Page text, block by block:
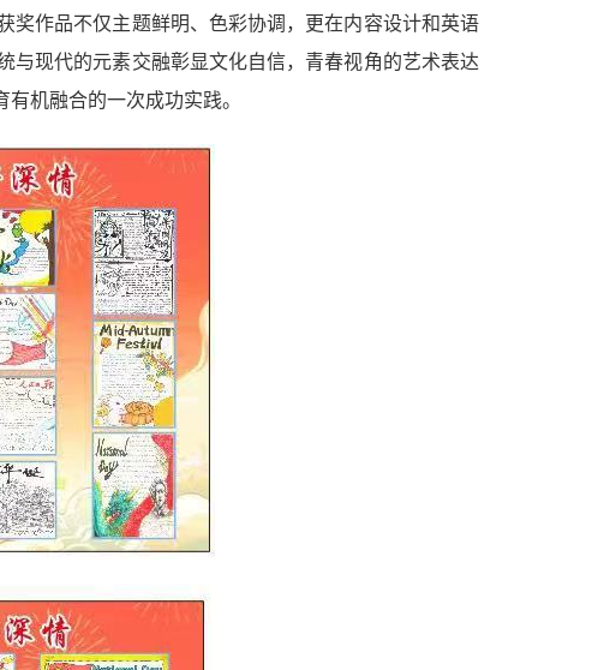
奖作品不仅主题鲜明、色彩协调，更在内容设计和英语
与现代的元素交融彰显文化自信，青春视角的艺术表达
机融合的一次成功实践。